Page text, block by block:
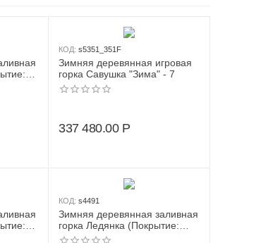
КОД: s5351_351F
Зимняя деревянная игровая
горка Савушка "Зима" - 7
337 480.00 Р
КОД: s4491
Зимняя деревянная заливная
горка Ледянка (Покрытие:
масло)